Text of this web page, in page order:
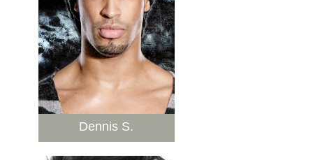
Dennis S.